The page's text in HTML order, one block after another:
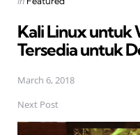
Kali Linux untuk
Tersedia untuk
March 6, 2018
Next Post